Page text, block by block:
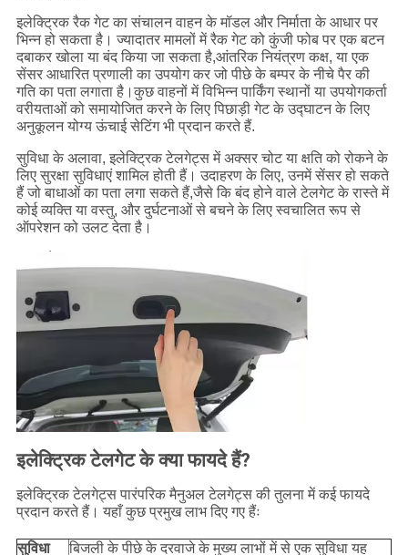
इलेक्ट्रिक रैक गेट का संचालन वाहन के मॉडल और निर्माता के आधार पर
भिन्न हो सकता है। ज्यादातर मामलों में रैक गेट को कुंजी फोब पर एक बटन
दबाकर खोला या बंद किया जा सकता है,आंतरिक नियंत्रण कक्ष, या एक
सेंसर आधारित प्रणाली का उपयोग कर जो पीछे के बम्पर के नीचे पैर की
गति का पता लगाता है।कुछ वाहनों में विभिन्न पार्किंग स्थानों या उपयोगकर्ता
वरीयताओं को समायोजित करने के लिए पिछाड़ी गेट के उद्घाटन के लिए
अनुकूलन योग्य ऊंचाई सेटिंग भी प्रदान करते हैं.
सुविधा के अलावा, इलेक्ट्रिक टेलगेट्स में अक्सर चोट या क्षति को रोकने के
लिए सुरक्षा सुविधाएं शामिल होती हैं। उदाहरण के लिए, उनमें सेंसर हो सकते
हैं जो बाधाओं का पता लगा सकते हैं,जैसे कि बंद होने वाले टेलगेट के रास्ते में
कोई व्यक्ति या वस्तु, और दुर्घटनाओं से बचने के लिए स्वचालित रूप से
ऑपरेशन को उलट देता है।
इलेक्ट्रिक टेलगेट के क्या फायदे हैं?
इलेक्ट्रिक टेलगेट्स पारंपरिक मैनुअल टेलगेट्स की तुलना में कई फायदे
प्रदान करते हैं। यहाँ कुछ प्रमुख लाभ दिए गए हैंः
सुविधा बिजली के पीछे के दरवाजे के मुख्य लाभों में से एक सुविधा यह